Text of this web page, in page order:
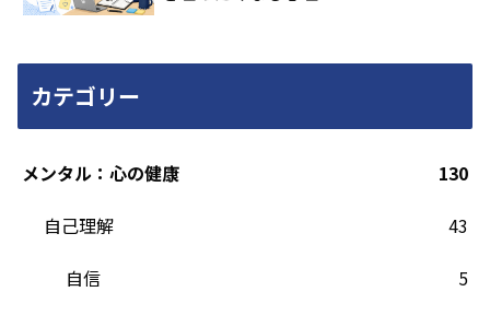
カテゴリー
メンタル：心の健康
130
自己理解
43
自信
5